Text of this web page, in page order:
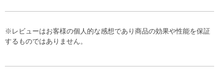
※レビューはお客様の個人的な感想であり商品の効果や性能を保証
するものではありません。